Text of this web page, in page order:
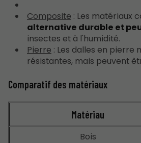
Composite : Les matériaux
alternative durable et
insectes et à l'humidité.
Pierre : Les dalles en
résistantes, mais peuvent
Comparatif des matériaux
Matériau
Bois